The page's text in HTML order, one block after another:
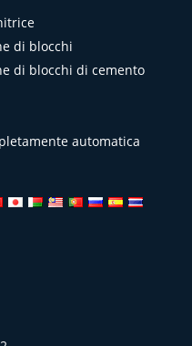
di blocchi
di blocchi di cemento
automatica